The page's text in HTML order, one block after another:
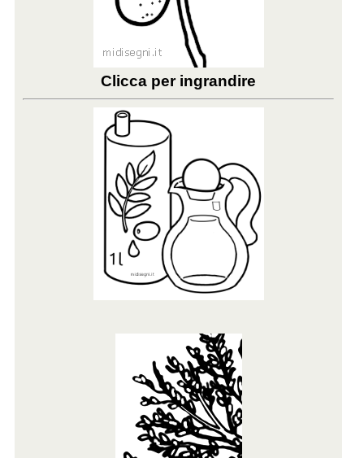
Clicca per ingrandire